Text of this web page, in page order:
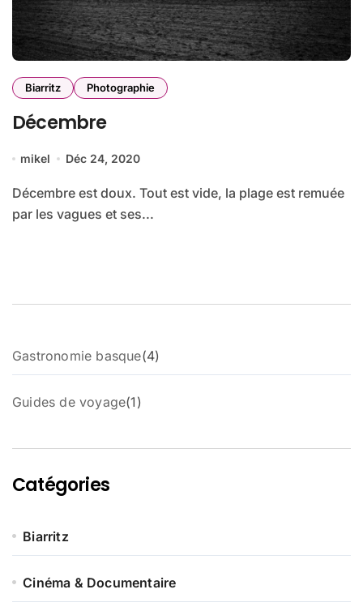
Biarritz Photographie
Décembre
mikel Déc 24, 2020
Décembre est doux. Tout est vide, la plage est remuée
par les vagues et ses...
Gastronomie basque 44
p
Guides de voyage 1 1
o
Catégories
Biarritz
Cinéma & Documentaire